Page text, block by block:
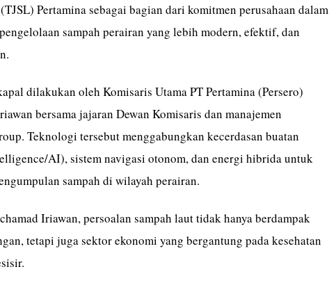
Pertamina sebagai bagian dari komitmen perusahaan dalam
sampah perairan yang lebih modern, efektif, dan
dilakukan oleh Komisaris Utama PT Pertamina (Persero)
bersama jajaran Dewan Komisaris dan manajemen
Teknologi tersebut menggabungkan kecerdasan buatan
AI), sistem navigasi otonom, dan energi hibrida untuk
sampah di wilayah perairan.
Iriawan, persoalan sampah laut tidak hanya berdampak
tetapi juga sektor ekonomi yang bergantung pada kesehatan